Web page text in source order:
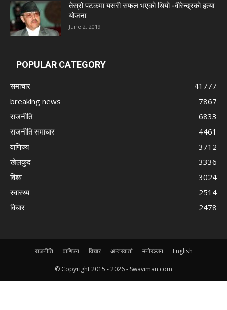
तेस्रो पटकमा यसरी सफल भएको थियो -वीरेन्द्रको हत्या
योजना
June 2, 2019
POPULAR CATEGORY
समाचार
41777
breaking news
7867
राजनीति
6833
राजनीति समाचार
4461
वाणिज्य
3712
खेलकुद
3336
विश्व
3024
स्वास्थ्य
2514
विचार
2478
राजनीति वाणिज्य विचार अन्तरवार्ता मनोरञ्जन English
© Copyright 2015 -2026 - Swaviman.com